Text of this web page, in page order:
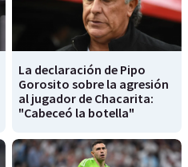
La declaración de Pipo
Gorosito sobre la agresión
al jugador de Chacarita:
"Cabeceó la botella"